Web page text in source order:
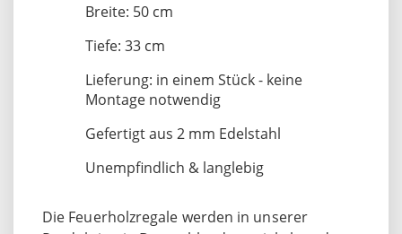
Breite: 50 cm
Tiefe: 33 cm
Lieferung: in einem Stück - keine
Montage notwendig
Gefertigt aus 2 mm Edelstahl
Unempfindlich & langlebig
Die Feuerholzregale werden in unserer